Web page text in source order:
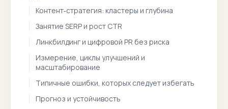
Контент‑стратегия: кластеры и глубина
Занятие SERP и рост CTR
Линкбилдинг и цифровой PR без риска
Измерение, циклы улучшений и
масштабирование
Типичные ошибки, которых следует избегать
Прогноз и устойчивость